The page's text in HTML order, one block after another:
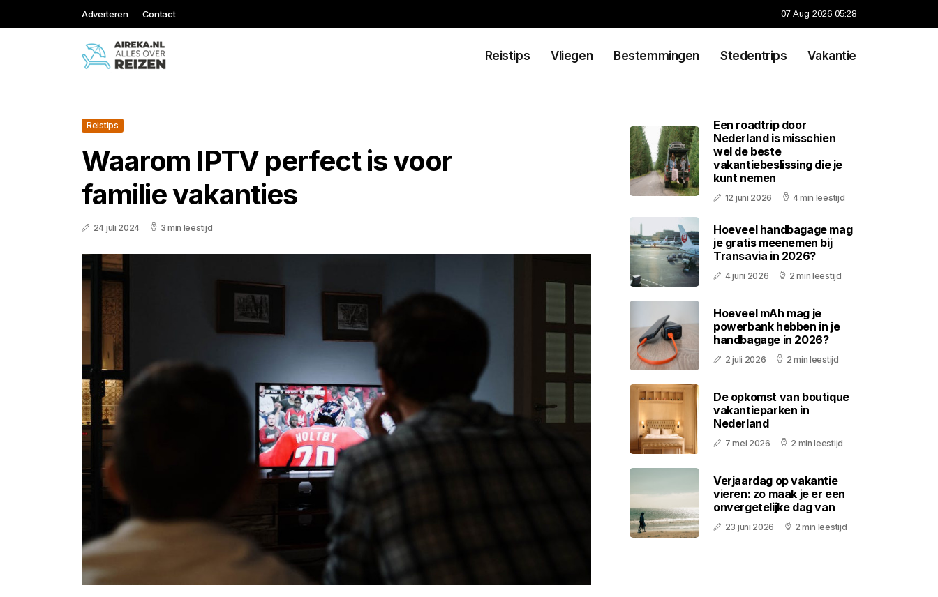
Adverteren Contact 07 Aug 2026 05:28
Reistips Vliegen Bestemmingen Stedentrips Vakantie
Reistips
Waarom IPTV perfect is voor
familie vakanties
24 juli 2024 3 min leestijd
Een roadtrip door
Nederland is misschien
wel de beste
vakantiebeslissing die je
kunt nemen
12 juni 2026 4 min leestijd
Hoeveel handbagage mag
je gratis meenemen bij
Transavia in 2026?
4 juni 2026 2 min leestijd
Hoeveel mAh mag je
powerbank hebben in je
handbagage in 2026?
2 juli 2026 2 min leestijd
De opkomst van boutique
vakantieparken in
Nederland
7 mei 2026 2 min leestijd
Verjaardag op vakantie
vieren: zo maak je er een
onvergetelijke dag van
23 juni 2026 2 min leestijd